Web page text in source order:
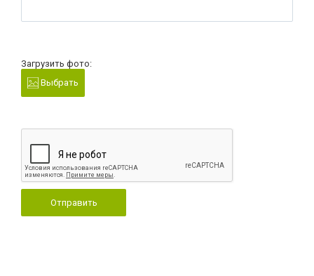
Загрузить фото:
Выбрать
Отправить